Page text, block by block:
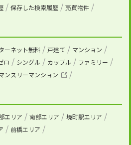
保存した検索履歴 売買物件
ーネット無料 戸建て
マンション
ロ シングル カップル
ファミリー
ンスリーマンション
エリア 南部エリア
境町駅エリア
前橋エリア